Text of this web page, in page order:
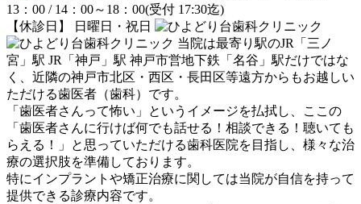
13：00 / 14：00～18：00(受付 17:30迄)
【休診日】 日曜日・祝日
当院は最寄り駅のJR「三ノ
宮」駅 JR「神戸」駅 神戸市営地下鉄「名谷」駅だけではな
く、近隣の神戸市北区・西区・長田区等遠方からもお越しい
ただける歯医者（歯科）です。
「歯医者さんって怖い」というイメージを払拭し、ここの
「歯医者さんに行けば何でも話せる！相談できる！聴いても
らえる！」と思っていただける歯科医院を目指し、様々な治
療の選択肢を準備しております。
特にインプラントや矯正治療に関しては当院が自信を持って
提供できる診療内容です。